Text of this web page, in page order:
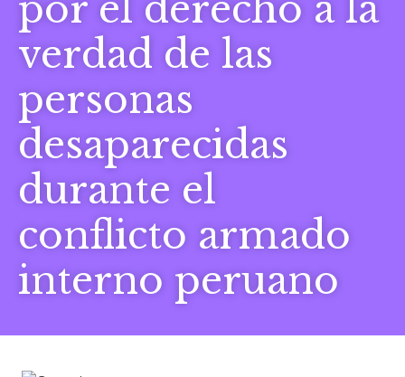
verdad de las
personas
desaparecidas
durante el
conflicto armado
interno peruano